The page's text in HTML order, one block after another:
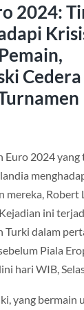
2024:
Cedera
Euro 2024 yang
mereka, Robert
ini
Turki dalam
Piala
hari WIB,
yang bermain